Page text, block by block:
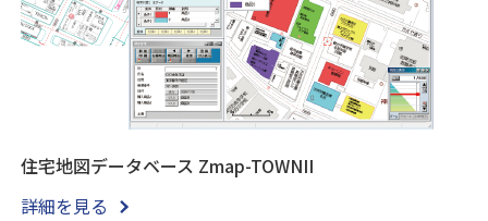
住宅地図データベース Zmap-TOWNII
詳細を見る